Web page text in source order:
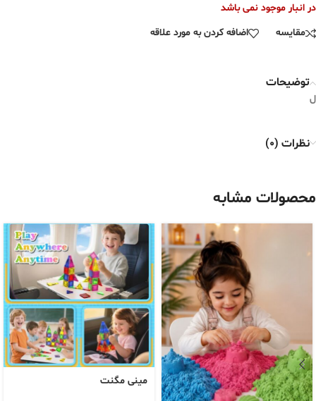
در انبار موجود نمی باشد
مقایسه
اضافه کردن به مورد علاقه
توضیحات
ل
نظرات (0)
محصولات مشابه
مینی مگنت